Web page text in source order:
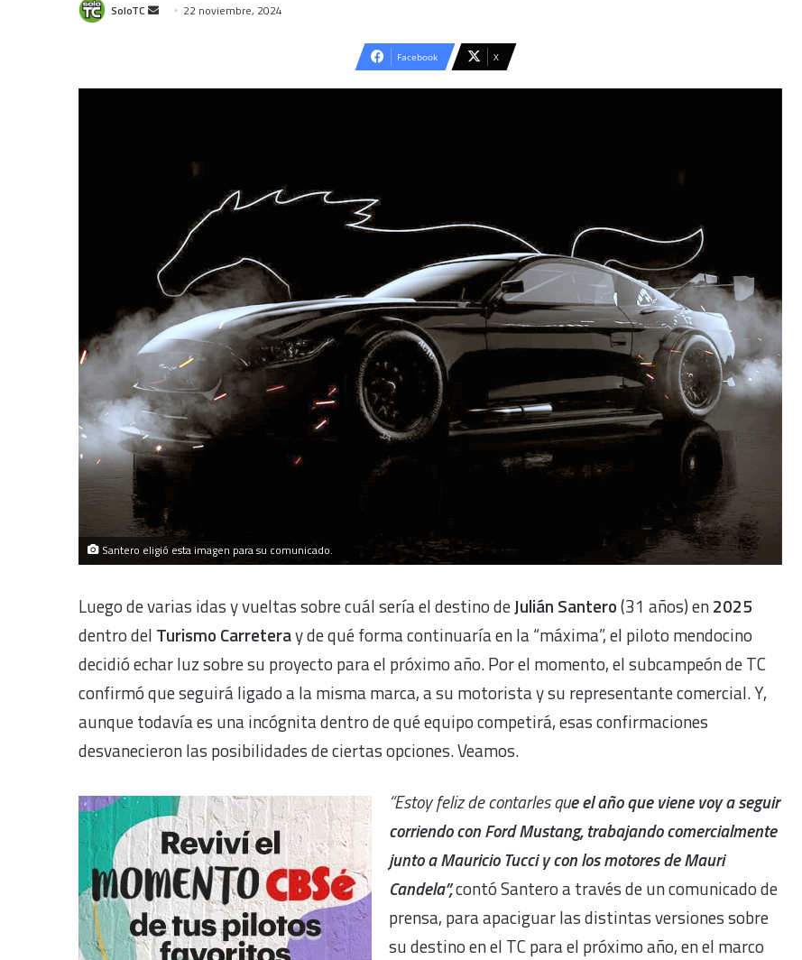
SoloTC
Send 22 noviembre, 2024
Facebook X
Santero eligió esta imagen para su comunicado.
Luego de varias idas y vueltas sobre cuál sería el destino deJulián Santero(31 años) en2025
dentro del Turismo Carreteray de qué forma continuaría en la “máxima”, el piloto mendocino
decidió echar luz sobre su proyecto para el próximo año. Por el momento, el subcampeón de TC
confirmó que seguirá ligado a la misma marca, a su motorista y su representante comercial. Y,
aunque todavía es una incógnita dentro de qué equipo competirá, esas confirmaciones
desvanecieron las posibilidades de ciertas opciones. Veamos.
“Estoy feliz de contarles que el año que viene voy a seguir
corriendo con Ford Mustang, trabajando comercialmente
junto a Mauricio Tucci y con los motores de Mauri
Candela”,contó Santero a través de un comunicado de
prensa, para apaciguar las distintas versiones sobre
su destino en el TC para el próximo año, en el marco